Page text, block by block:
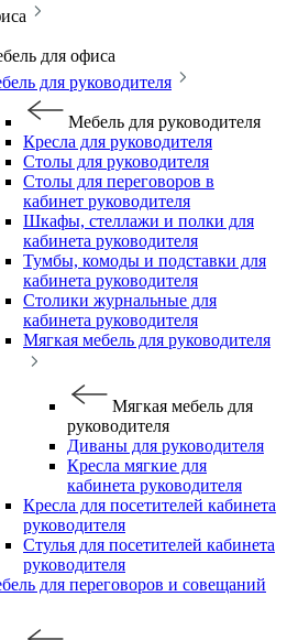
для офиса
для руководителя
Мебель для руководителя
Кресла для руководителя
Столы для руководителя
Столы для переговоров в
кабинет руководителя
Шкафы, стеллажи и полки для
кабинета руководителя
Тумбы, комоды и подставки для
кабинета руководителя
Столики журнальные для
кабинета руководителя
Мягкая мебель для руководителя
Мягкая мебель для
руководителя
Диваны для руководителя
Кресла мягкие для
кабинета руководителя
Кресла для посетителей кабинета
руководителя
Стулья для посетителей кабинета
руководителя
для переговоров и совещаний